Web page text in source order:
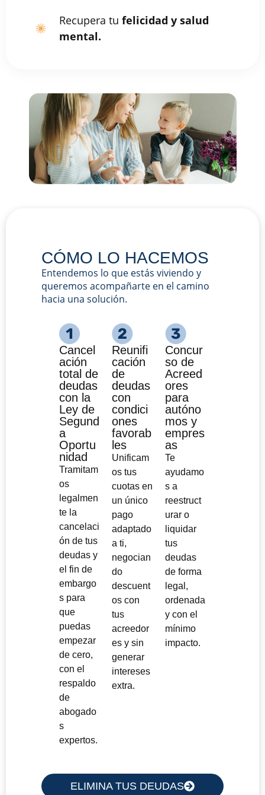
Recupera tu felicidad y salud
mental.
CÓMO LO HACEMOS
Entendemos lo que estás viviendo y
queremos acompañarte en el camino
hacia una solución.
Cancel
ación
total de
deudas
con la
Ley de
Segund
a
Oportu
nidad
Tramitam
os
legalmen
te la
cancelaci
ón de tus
deudas y
el fin de
embargo
s para
que
puedas
empezar
de cero,
con el
respaldo
de
abogado
s
expertos.
Reunifi
cación
de
deudas
con
condici
ones
favorab
les
Unificam
os tus
cuotas en
un único
pago
adaptado
a ti,
negocian
do
descuent
os con
tus
acreedor
es y sin
generar
intereses
extra.
Concur
so de
Acreed
ores
para
autóno
mos y
empres
as
Te
ayudamo
s a
reestruct
urar o
liquidar
tus
deudas
de forma
legal,
ordenada
y con el
mínimo
impacto.
ELIMINA TUS DEUDAS